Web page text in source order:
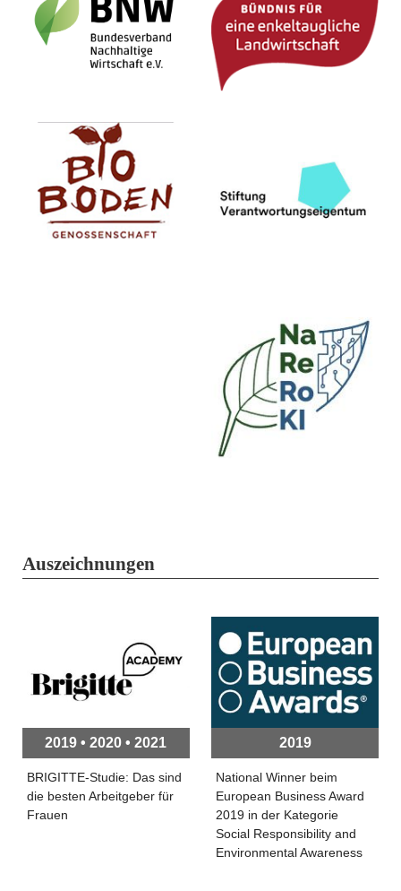
Auszeichnungen
2019 • 2020 • 2021
BRIGITTE-Studie: Das sind
die besten Arbeitgeber für
Frauen
2019
National Winner beim
European Business Award
2019 in der Kategorie
Social Responsibility and
Environmental Awareness